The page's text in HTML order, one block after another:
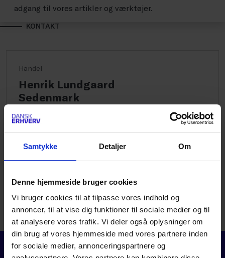
Samtykke Detaljer Om
Denne hjemmeside bruger cookies
Vi bruger cookies til at tilpasse vores indhold og
annoncer, til at vise dig funktioner til sociale medier og til
at analysere vores trafik. Vi deler også oplysninger om
din brug af vores hjemmeside med vores partnere inden
for sociale medier, annonceringspartnere og
adgang til vores artikler og værktøjer.
KONTAKT
Handel
Henrik Lundgaard
Sedenmark
Fagchef for betalinger og
detailhandelssikkerhed
4091 6949
MEDARBEJDERPROFIL